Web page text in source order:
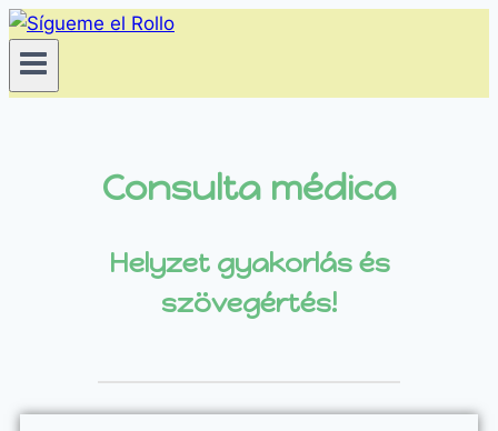
Consulta médica
Helyzet gyakorlás és
szövegértés!